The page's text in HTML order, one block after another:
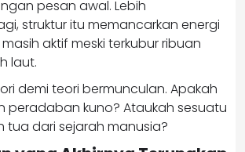
pesan awal. Lebih
struktur itu memancarkan energi
aktif meski terkubur ribuan
laut.
demi teori bermunculan. Apakah
peradaban kuno? Ataukah sesuatu
tua dari sejarah manusia?